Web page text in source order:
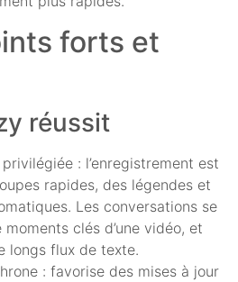
forts et
réussit
: l’enregistrement est
rapides, des légendes et
Les conversations se
clés d’une vidéo, et
longs flux de texte.
: favorise des mises à jour